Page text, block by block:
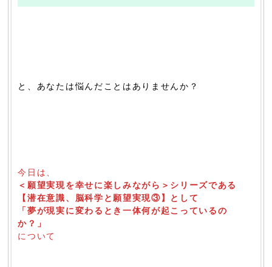
と、あなたは悩んだことはありませんか？
今日は、
＜願望実現を幸せに楽しみながら＞シリーズである
【潜在意識、脳科学と願望実現③】として
「夢が現実に変わるとき一体何が起こっているの
か？」
について